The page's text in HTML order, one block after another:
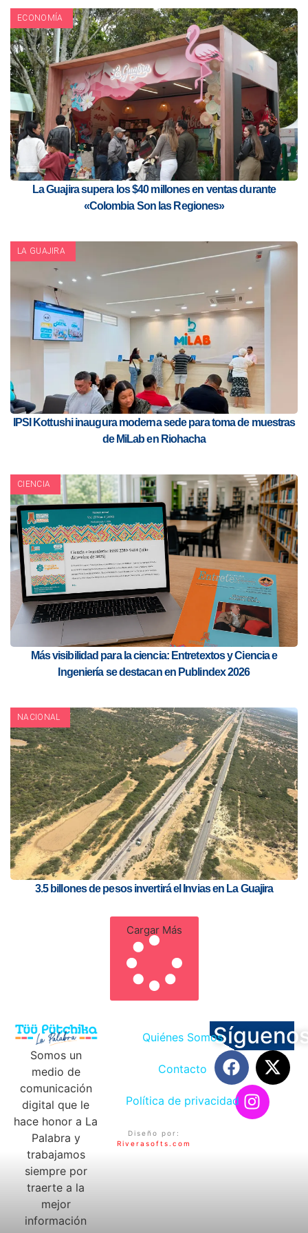
ECONOMÍA
La Guajira supera los $40 millones en ventas durante
«Colombia Son las Regiones»
LA GUAJIRA
IPSI Kottushi inaugura moderna sede para toma de muestras
de MiLab en Riohacha
CIENCIA
Más visibilidad para la ciencia: Entretextos y Ciencia e
Ingeniería se destacan en Publindex 2026
NACIONAL
3.5 billones de pesos invertirá el Invias en La Guajira
Cargar Más
Somos un
medio de
comunicación
digital que le
hace honor a La
Palabra y
trabajamos
siempre por
traerte a la
mejor
información
Quiénes Somos
Contacto
Política de privacidad
Diseño por:
Riverasofts.com